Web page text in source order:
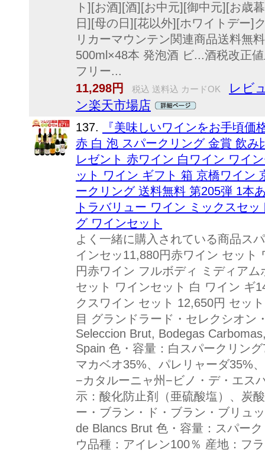
ト][お酒][酒][お中元][御中元][お歳
日][母の日][花以外][ホワイトデー]
リカーマウンテン関連商品送料無
500ml×48本 発泡酒 ビ...酒税改正
フリー...
11,298円
税込 送料込 カードOK
レビ
ン楽天市場店
137.
『美味しいワインをお手頃
赤 白 泡 スパークリング 金賞 飲
レゼント 赤ワイン 白ワイン ワイ
ット ワイン ギフト 箱 京橋ワイン
ークリング 送料無料 第205弾 1本
トラバリュー ワイン ミックスセ
グ ワインセット
よく一緒に購入されている商品ス
インセッ11,880円赤ワイン セット
円赤ワイン フルボディ ミディア
セット ワインセット 白 ワイン ギ
クスワイン セット 12,650円 セッ
目 グランドラード・セレクシオン
Seleccion Brut, Bodegas
Spain 色・容量：白スパークリン
マカベオ35%、パレリャーダ35%
−カタルーニャ州−ビノ・デ・エス
示：酸化防止剤（亜硫酸塩）、炭
ー・ブラン・ド・ブラン・ブリュ
de Blancs Brut 色・容量：スパー
ウ品種：アイレン100％ 産地：フ